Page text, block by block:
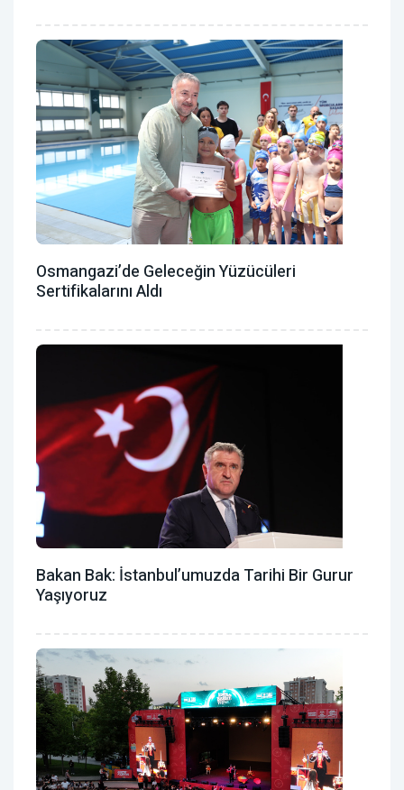
Osmangazi’de Geleceğin Yüzücüleri
Sertifikalarını Aldı
Bakan Bak: İstanbul’umuzda Tarihi Bir Gurur
Yaşıyoruz